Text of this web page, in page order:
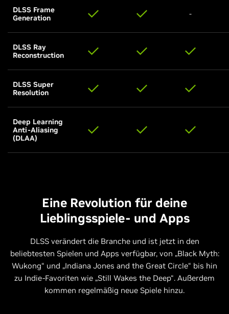
DLSS Frame
Generation
-
DLSS Ray
Reconstruction
DLSS Super
Resolution
Deep Learning
Anti-Aliasing
(DLAA)
Eine Revolution für deine
Lieblingsspiele- und Apps
DLSS verändert die Branche und ist jetzt in den
beliebtesten Spielen und Apps verfügbar, von „Black Myth:
Wukong“ und „Indiana Jones and the Great Circle“ bis hin
zu Indie-Favoriten wie „Still Wakes the Deep“. Außerdem
kommen regelmäßig neue Spiele hinzu.